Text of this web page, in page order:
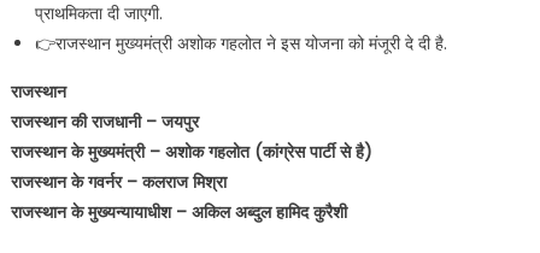
प्राथमिकता दी जाएगी.
👉राजस्थान मुख्यमंत्री अशोक गहलोत ने इस योजना को मंजूरी दे दी है.
राजस्थान
राजस्थान की राजधानी – जयपुर
राजस्थान के मुख्यमंत्री – अशोक गहलोत (कांग्रेस पार्टी से है)
राजस्थान के गवर्नर – कलराज मिश्रा
राजस्थान के मुख्यन्यायाधीश – अकिल अब्दुल हामिद कुरैशी